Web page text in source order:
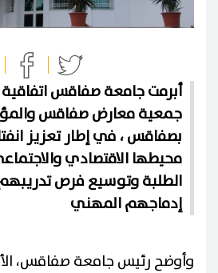
أبرمت جامعة صفاقس
جمعية معارض صفاقس
بصفاقس ، في إطار تعزيز
محيطها الاقتصادي
الطلبة وتوسيع فرص
إدماجهم المهني
وأوضح رئيس جامعة صفاقس،